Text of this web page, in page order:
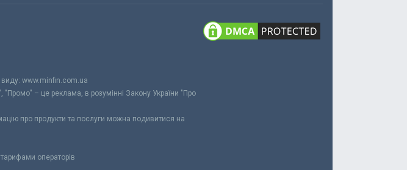
виду: www.minfin.com.ua
– це реклама, в розумінні Закону України "Про
про продукти та послуги можна подивитися на
тарифами операторів